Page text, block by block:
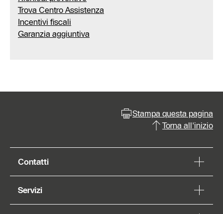
Trova Centro Assistenza
Incentivi fiscali
Garanzia aggiuntiva
Stampa questa pagina
Torna all'inizio
Contatti
Servizi